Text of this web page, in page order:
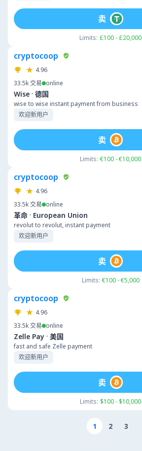
Limits: £100 - £20,000
卖
cryptocoop
4.96
33.5k交易 online
Wise · 德国
wise to wise instant payment from business
欢迎新用户
Limits: €100 - €10,000
卖
cryptocoop
4.96
33.5k交易 online
革命 · European Union
revolut to revolut, instant payment
欢迎新用户
Limits: €100 - €5,000
卖
cryptocoop
4.96
33.5k交易 online
Zelle Pay · 美国
fast and safe Zelle payment
欢迎新用户
Limits: $100 - $10,000
卖
1 2 3